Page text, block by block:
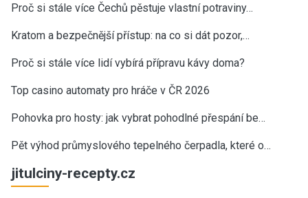
Proč si stále více Čechů pěstuje vlastní potraviny…
Kratom a bezpečnější přístup: na co si dát pozor,…
Proč si stále více lidí vybírá přípravu kávy doma?
Top casino automaty pro hráče v ČR 2026
Pohovka pro hosty: jak vybrat pohodlné přespání be…
Pět výhod průmyslového tepelného čerpadla, které o…
jitulciny-recepty.cz